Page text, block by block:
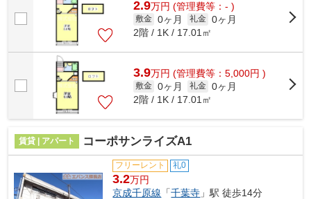
2.9万円 (管理費等：- )
敷金 0ヶ月 礼金 0ヶ月
2階 / 1K / 17.01㎡
3.9万円 (管理費等：5,000円 )
敷金 0ヶ月 礼金 0ヶ月
2階 / 1K / 17.01㎡
賃貸 | アパート コーポサンライズA1
フリーレント 礼0
3.2万円
京成千原線 「千葉寺 」駅 徒歩14分